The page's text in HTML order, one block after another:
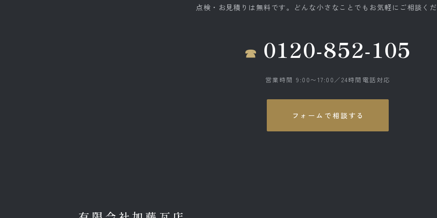
点検・お見積りは無料です。どんな小さなことでもお気軽にご相談く
0120-852-105
営業時間 9:00〜17:00／24時間電話対応
フォームで相談する